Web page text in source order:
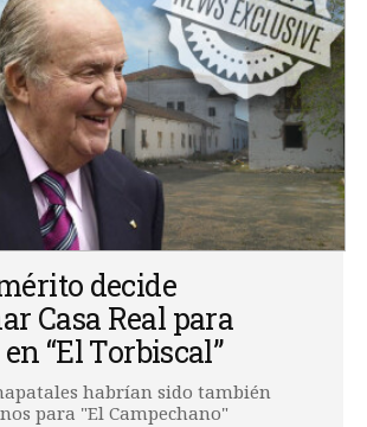
decide
Casa Real para
“El Torbiscal”
habrían sido también
para "El Campechano"